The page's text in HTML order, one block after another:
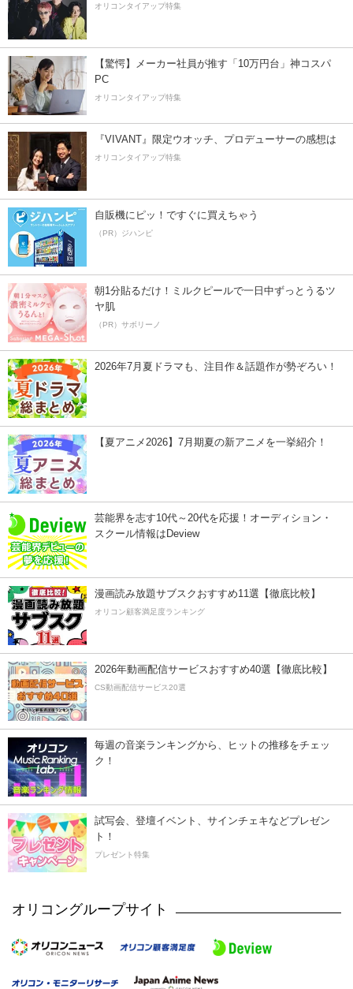
オリコンタイアップ特集
【驚愕】メーカー社員が推す「10万円台」神コスパ
PC
オリコンタイアップ特集
『VIVANT』限定ウオッチ、プロデューサーの感想は
オリコンタイアップ特集
自販機にピッ！ですぐに買えちゃう
（PR）ジハンピ
朝1分貼るだけ！ミルクピールで一日中ずっとうるツ
ヤ肌
（PR）サボリーノ
2026年7月夏ドラマも、注目作＆話題作が勢ぞろい！
【夏アニメ2026】7月期夏の新アニメを一挙紹介！
芸能界を志す10代～20代を応援！オーディション・
スクール情報はDeview
漫画読み放題サブスクおすすめ11選【徹底比較】
オリコン顧客満足度ランキング
2026年動画配信サービスおすすめ40選【徹底比較】
CS動画配信サービス20選
毎週の音楽ランキングから、ヒットの推移をチェッ
ク！
試写会、登壇イベント、サインチェキなどプレゼン
ト！
プレゼント特集
オリコングループサイト